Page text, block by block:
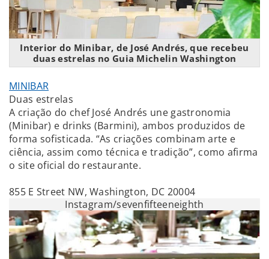
Interior do Minibar, de José Andrés, que recebeu
duas estrelas no Guia Michelin Washington
MINIBAR
Duas estrelas
A criação do chef José Andrés une gastronomia
(Minibar) e drinks (Barmini), ambos produzidos de
forma sofisticada. “As criações combinam arte e
ciência, assim como técnica e tradição”, como afirma
o site oficial do restaurante.
855 E Street NW, Washington, DC 20004
Instagram/sevenfifteeneighth